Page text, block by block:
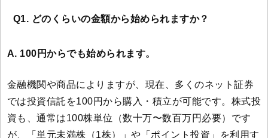
Q1. どのくらいの金額から始められますか？
A. 100円からでも始められます。
金融機関や商品によりますが、現在、多くのネット証券
では投資信託を100円から購入・積立が可能です。株式投
資も、通常は100株単位（数十万〜数百万円必要）です
が、「単元未満株（1株）」や「ポイント投資」を利用す